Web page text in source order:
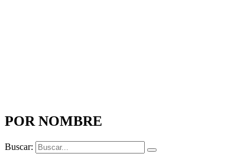
POR NOMBRE
Buscar: